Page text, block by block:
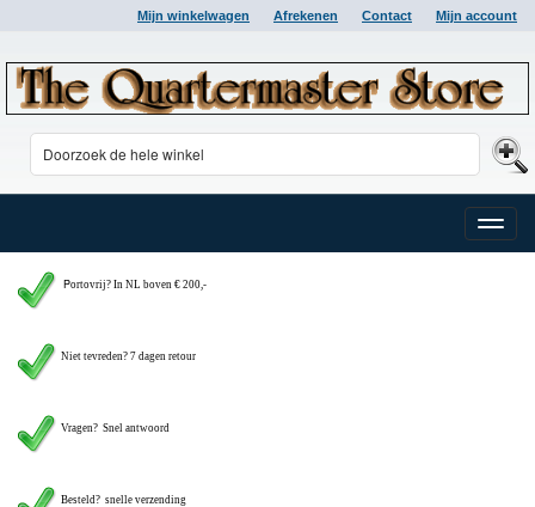
Mijn winkelwagen Afrekenen Contact Mijn account
Toggle
Portovrij? In NL boven € 200,-
Niet tevreden? 7 dagen retour
Vragen? Snel antwoord
Besteld? snelle verzending